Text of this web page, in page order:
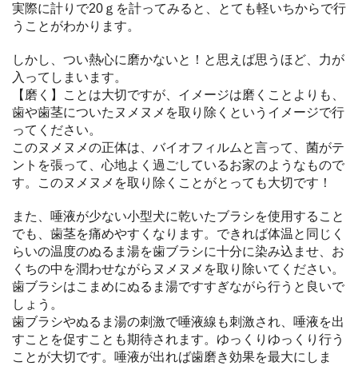
実際に計りで20ｇを計ってみると、とても軽いちからで行
うことがわかります。
しかし、つい熱心に磨かないと！と思えば思うほど、力が
入ってしまいます。
【磨く】ことは大切ですが、イメージは磨くことよりも、
歯や歯茎についたヌメヌメを取り除くというイメージで行
ってください。
このヌメヌメの正体は、バイオフィルムと言って、菌がテ
ントを張って、心地よく過ごしているお家のようなもので
す。このヌメヌメを取り除くことがとっても大切です！
また、唾液が少ない小型犬に乾いたブラシを使用すること
でも、歯茎を痛めやすくなります。できれば体温と同じく
らいの温度のぬるま湯を歯ブラシに十分に染み込ませ、お
くちの中を潤わせながらヌメヌメを取り除いてください。
歯ブラシはこまめにぬるま湯ですすぎながら行うと良いで
しょう。
歯ブラシやぬるま湯の刺激で唾液線も刺激され、唾液を出
すことを促すことも期待されます。ゆっくりゆっくり行う
ことが大切です。唾液が出れば歯磨き効果を最大にしま